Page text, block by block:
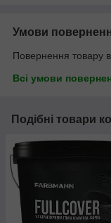
Умови
Повернення товару
Всі умови
Подібні товари